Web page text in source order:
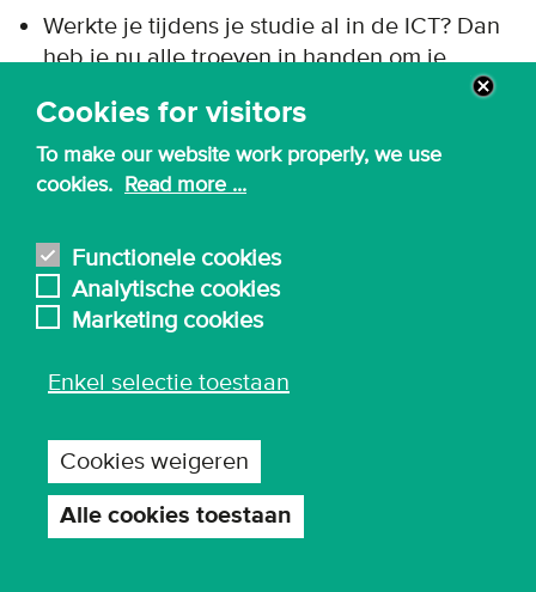
Cookies for visitors
To make our website work properly, we use
cookies. Read more ...
Functionele cookies
Analytische cookies
Marketing cookies
Enkel selectie toestaan
Cookies weigeren
Alle cookies toestaan
Werkte je tijdens je studie al in de ICT? Dan
heb je nu alle troeven in handen om je
loopbaan een nieuwe schwung te geven.
Flexfact:Toegepaste Informatica Flex
traject werkte dubbel zoveel
deelnemers in een technische rol als
voordien.
Praktische info
Vrijstellingen